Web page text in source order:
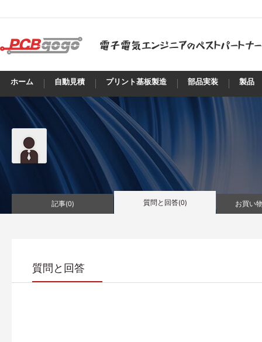
ホーム 自動見積 プリント基板製造 部品実装 製品
記事(0) 質問と回答(0) お買い
質問と回答